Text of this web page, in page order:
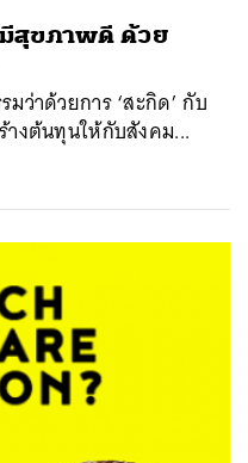
สุขภาพดี ด้วย
ว่าด้วยการ ‘สะกิด’ กับ
งต้นทุนให้กับสังคม...